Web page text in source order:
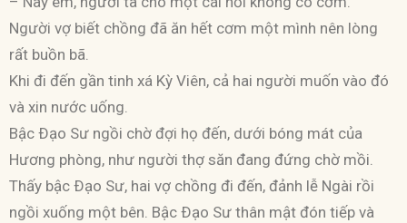
Người vợ biết chồng đã ăn hết cơm một mình nên lòng
rất buồn bã.
Khi đi đến gần tinh xá Kỳ Viên, cả hai người muốn vào đó
và xin nước uống.
Bậc Ðạo Sư ngồi chờ đợi họ đến, dưới bóng mát của
Hương phòng, như người thợ săn đang đứng chờ mồi.
Thấy bậc Ðạo Sư, hai vợ chồng đi đến, đảnh lễ Ngài rồi
ngồi xuống một bên. Bậc Ðạo Sư thân mật đón tiếp và